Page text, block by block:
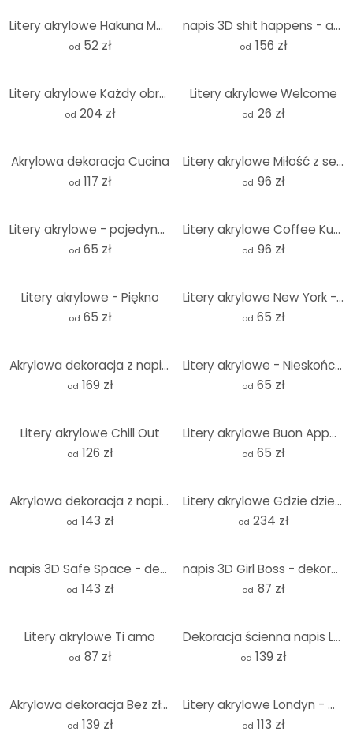
Litery akrylowe Hakuna Matata (2 sztuki)
od 52 zł
napis 3D shit happens - akrylowa dekoracja
od 156 zł
Litery akrylowe Każdy obraz opowiada historię
od 204 zł
Litery akrylowe Welcome
od 26 zł
Akrylowa dekoracja Cucina
od 117 zł
Litery akrylowe Miłość z sercem
od 96 zł
Litery akrylowe - pojedyncze litery ozdobne
od 65 zł
Litery akrylowe Coffee Kurrent
od 96 zł
Litery akrylowe - Piękno
od 65 zł
Litery akrylowe New York - Statua Wolności
od 65 zł
Akrylowa dekoracja z napisem 3D All of me loves all of you
od 169 zł
Litery akrylowe - Nieskończona miłość
od 65 zł
Litery akrylowe Chill Out
od 126 zł
Litery akrylowe Buon Appetito
od 65 zł
Akrylowa dekoracja z napisem 3D Gdzie bawią się dzikie zwierzęta
od 143 zł
Litery akrylowe Gdzie dzieje się magia
od 234 zł
napis 3D Safe Space - dekoracja ścienna wykonana ze szkła akrylowego
od 143 zł
napis 3D Girl Boss - dekoracja akrylowa
od 87 zł
Litery akrylowe Ti amo
od 87 zł
Dekoracja ścienna napis Love modern - litery akrylowe
od 139 zł
Akrylowa dekoracja Bez złych wibracji
od 139 zł
Litery akrylowe Londyn - metro
od 113 zł